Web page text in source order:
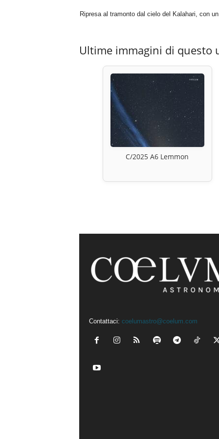
Ripresa al tramonto dal cielo del Kalahari, con
Ultime immagini di questo
C/2025 A6 Lemmon
Contattaci: coelumastro@coelum.com